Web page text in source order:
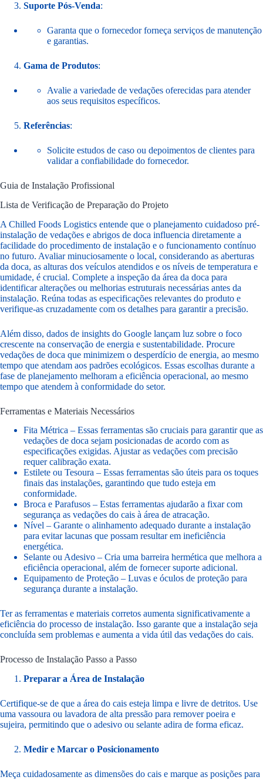
Suporte Pós-Venda:
Garanta que o fornecedor forneça serviços de manutenção
e garantias.
Gama de Produtos:
Avalie a variedade de vedações oferecidas para atender
aos seus requisitos específicos.
Referências:
Solicite estudos de caso ou depoimentos de clientes para
validar a confiabilidade do fornecedor.
Guia de Instalação Profissional
Lista de Verificação de Preparação do Projeto
A Chilled Foods Logistics entende que o planejamento cuidadoso pré-
instalação de vedações e abrigos de doca influencia diretamente a
facilidade do procedimento de instalação e o funcionamento contínuo
no futuro. Avaliar minuciosamente o local, considerando as aberturas
da doca, as alturas dos veículos atendidos e os níveis de temperatura e
umidade, é crucial. Complete a inspeção da área da doca para
identificar alterações ou melhorias estruturais necessárias antes da
instalação. Reúna todas as especificações relevantes do produto e
verifique-as cruzadamente com os detalhes para garantir a precisão.
Além disso, dados de insights do Google lançam luz sobre o foco
crescente na conservação de energia e sustentabilidade. Procure
vedações de doca que minimizem o desperdício de energia, ao mesmo
tempo que atendam aos padrões ecológicos. Essas escolhas durante a
fase de planejamento melhoram a eficiência operacional, ao mesmo
tempo que atendem à conformidade do setor.
Ferramentas e Materiais Necessários
Fita Métrica – Essas ferramentas são cruciais para garantir que as
vedações de doca sejam posicionadas de acordo com as
especificações exigidas. Ajustar as vedações com precisão
requer calibração exata.
Estilete ou Tesoura – Essas ferramentas são úteis para os toques
finais das instalações, garantindo que tudo esteja em
conformidade.
Broca e Parafusos – Estas ferramentas ajudarão a fixar com
segurança as vedações do cais à área de atracação.
Nível – Garante o alinhamento adequado durante a instalação
para evitar lacunas que possam resultar em ineficiência
energética.
Selante ou Adesivo – Cria uma barreira hermética que melhora a
eficiência operacional, além de fornecer suporte adicional.
Equipamento de Proteção – Luvas e óculos de proteção para
segurança durante a instalação.
Ter as ferramentas e materiais corretos aumenta significativamente a
eficiência do processo de instalação. Isso garante que a instalação seja
concluída sem problemas e aumenta a vida útil das vedações do cais.
Processo de Instalação Passo a Passo
Preparar a Área de Instalação
Certifique-se de que a área do cais esteja limpa e livre de detritos. Use
uma vassoura ou lavadora de alta pressão para remover poeira e
sujeira, permitindo que o adesivo ou selante adira de forma eficaz.
Medir e Marcar o Posicionamento
Meça cuidadosamente as dimensões do cais e marque as posições para